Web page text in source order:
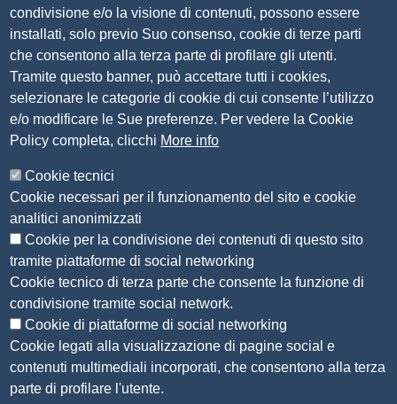
Bandi per contributi
Codice etico
Organigramma
Piano anticorruzione 2019-2021
Selezione personale
Statuto
CSR Piemonte
AlpMed - le Camere di commercio dell'Euroregione
ADR Piemonte
Seguici su
Menù privacy
Note legali Accesso riservato Privacy
condivisione e/o la visione di contenuti, possono essere
installati, solo previo Suo consenso, cookie di terze parti
che consentono alla terza parte di profilare gli utenti.
Tramite questo banner, può accettare tutti i cookies,
selezionare le categorie di cookie di cui consente l’utilizzo
e/o modificare le Sue preferenze. Per vedere la Cookie
Policy completa, clicchi More info
Cookie tecnici
Cookie necessari per il funzionamento del sito e cookie
analitici anonimizzati
Cookie per la condivisione dei contenuti di questo sito
tramite piattaforme di social networking
Cookie tecnico di terza parte che consente la funzione di
condivisione tramite social network.
Cookie di piattaforme di social networking
Cookie legati alla visualizzazione di pagine social e
contenuti multimediali incorporati, che consentono alla terza
parte di profilare l'utente.